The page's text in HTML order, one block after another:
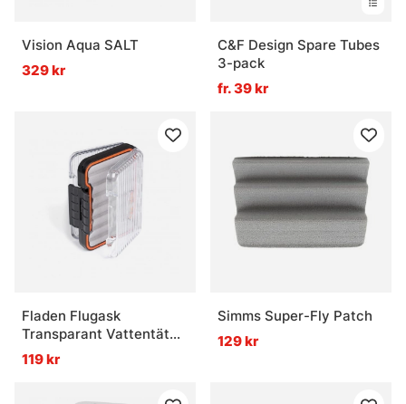
Vision Aqua SALT
329 kr
C&F Design Spare Tubes
3-pack
fr. 39 kr
Fladen Flugask
Transparant Vattentät
10,8x7,8x3,2cm
119 kr
Simms Super-Fly Patch
129 kr